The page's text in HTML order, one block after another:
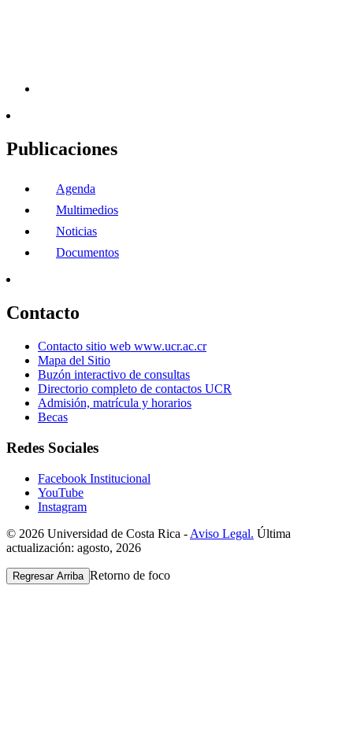
Publicaciones
Agenda
Multimedios
Noticias
Documentos
Contacto
Contacto sitio web www.ucr.ac.cr
Mapa del Sitio
Buzón interactivo de consultas
Directorio completo de contactos UCR
Admisión, matrícula y horarios
Becas
Redes Sociales
Facebook Institucional
YouTube
Instagram
© 2026 Universidad de Costa Rica - Aviso Legal. Última
actualización: agosto, 2026
Regresar Arriba Retorno de foco